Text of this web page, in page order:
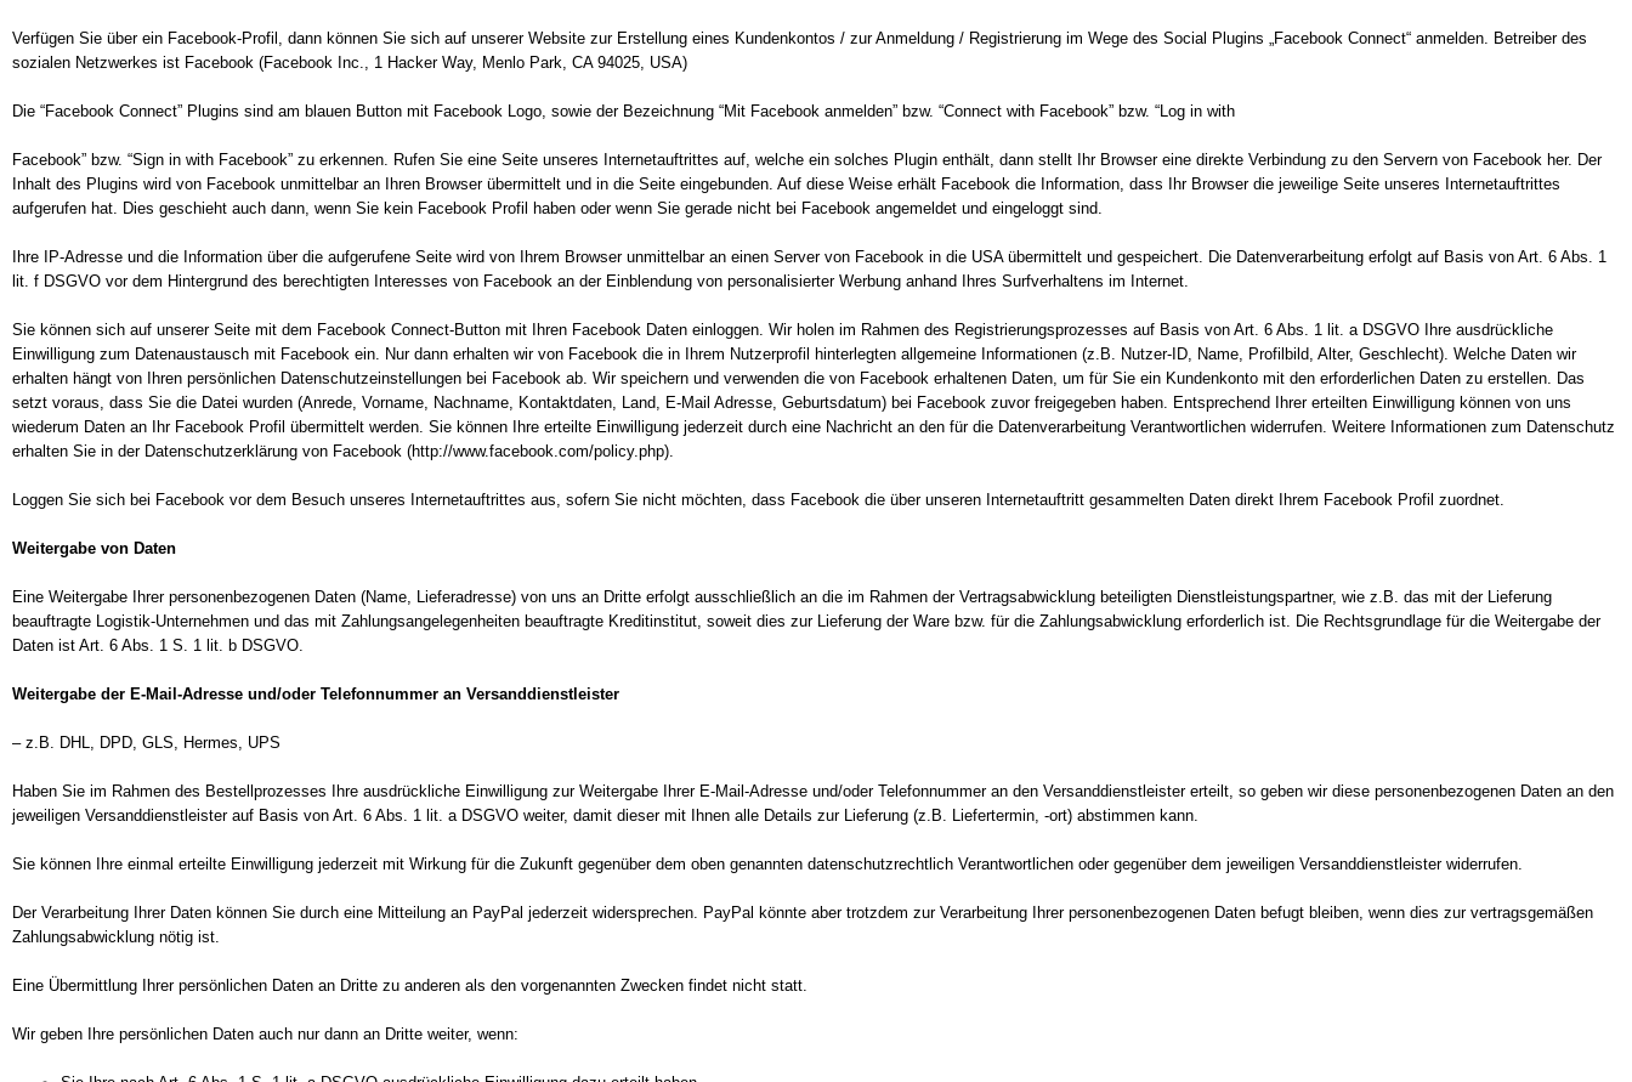
Verfügen Sie über ein Facebook-Profil, dann können Sie sich auf unserer Website zur Erstellung eines Kundenkontos / zur Anmeldung / Registrierung im Wege des Social Plugins „Facebook Connect“ anmelden. Betreiber des
sozialen Netzwerkes ist Facebook (Facebook Inc., 1 Hacker Way, Menlo Park, CA 94025, USA)
Die “Facebook Connect” Plugins sind am blauen Button mit Facebook Logo, sowie der Bezeichnung “Mit Facebook anmelden” bzw. “Connect with Facebook” bzw. “Log in with
Facebook” bzw. “Sign in with Facebook” zu erkennen. Rufen Sie eine Seite unseres Internetauftrittes auf, welche ein solches Plugin enthält, dann stellt Ihr Browser eine direkte Verbindung zu den Servern von Facebook her. Der
Inhalt des Plugins wird von Facebook unmittelbar an Ihren Browser übermittelt und in die Seite eingebunden. Auf diese Weise erhält Facebook die Information, dass Ihr Browser die jeweilige Seite unseres Internetauftrittes
aufgerufen hat. Dies geschieht auch dann, wenn Sie kein Facebook Profil haben oder wenn Sie gerade nicht bei Facebook angemeldet und eingeloggt sind.
Ihre IP-Adresse und die Information über die aufgerufene Seite wird von Ihrem Browser unmittelbar an einen Server von Facebook in die USA übermittelt und gespeichert. Die Datenverarbeitung erfolgt auf Basis von Art. 6 Abs. 1
lit. f DSGVO vor dem Hintergrund des berechtigten Interesses von Facebook an der Einblendung von personalisierter Werbung anhand Ihres Surfverhaltens im Internet.
Sie können sich auf unserer Seite mit dem Facebook Connect-Button mit Ihren Facebook Daten einloggen. Wir holen im Rahmen des Registrierungsprozesses auf Basis von Art. 6 Abs. 1 lit. a DSGVO Ihre ausdrückliche
Einwilligung zum Datenaustausch mit Facebook ein. Nur dann erhalten wir von Facebook die in Ihrem Nutzerprofil hinterlegten allgemeine Informationen (z.B. Nutzer-ID, Name, Profilbild, Alter, Geschlecht). Welche Daten wir
erhalten hängt von Ihren persönlichen Datenschutzeinstellungen bei Facebook ab. Wir speichern und verwenden die von Facebook erhaltenen Daten, um für Sie ein Kundenkonto mit den erforderlichen Daten zu erstellen. Das
setzt voraus, dass Sie die Datei wurden (Anrede, Vorname, Nachname, Kontaktdaten, Land, E-Mail Adresse, Geburtsdatum) bei Facebook zuvor freigegeben haben. Entsprechend Ihrer erteilten Einwilligung können von uns
wiederum Daten an Ihr Facebook Profil übermittelt werden. Sie können Ihre erteilte Einwilligung jederzeit durch eine Nachricht an den für die Datenverarbeitung Verantwortlichen widerrufen. Weitere Informationen zum Datenschutz
erhalten Sie in der Datenschutzerklärung von Facebook (http://www.facebook.com/policy.php).
Loggen Sie sich bei Facebook vor dem Besuch unseres Internetauftrittes aus, sofern Sie nicht möchten, dass Facebook die über unseren Internetauftritt gesammelten Daten direkt Ihrem Facebook Profil zuordnet.
Weitergabe von Daten
Eine Weitergabe Ihrer personenbezogenen Daten (Name, Lieferadresse) von uns an Dritte erfolgt ausschließlich an die im Rahmen der Vertragsabwicklung beteiligten Dienstleistungspartner, wie z.B. das mit der Lieferung
beauftragte Logistik-Unternehmen und das mit Zahlungsangelegenheiten beauftragte Kreditinstitut, soweit dies zur Lieferung der Ware bzw. für die Zahlungsabwicklung erforderlich ist. Die Rechtsgrundlage für die Weitergabe der
Daten ist Art. 6 Abs. 1 S. 1 lit. b DSGVO.
Weitergabe der E-Mail-Adresse und/oder Telefonnummer an Versanddienstleister
– z.B. DHL, DPD, GLS, Hermes, UPS
Haben Sie im Rahmen des Bestellprozesses Ihre ausdrückliche Einwilligung zur Weitergabe Ihrer E-Mail-Adresse und/oder Telefonnummer an den Versanddienstleister erteilt, so geben wir diese personenbezogenen Daten an den
jeweiligen Versanddienstleister auf Basis von Art. 6 Abs. 1 lit. a DSGVO weiter, damit dieser mit Ihnen alle Details zur Lieferung (z.B. Liefertermin, -ort) abstimmen kann.
Sie können Ihre einmal erteilte Einwilligung jederzeit mit Wirkung für die Zukunft gegenüber dem oben genannten datenschutzrechtlich Verantwortlichen oder gegenüber dem jeweiligen Versanddienstleister widerrufen.
Der Verarbeitung Ihrer Daten können Sie durch eine Mitteilung an PayPal jederzeit widersprechen. PayPal könnte aber trotzdem zur Verarbeitung Ihrer personenbezogenen Daten befugt bleiben, wenn dies zur vertragsgemäßen
Zahlungsabwicklung nötig ist.
Eine Übermittlung Ihrer persönlichen Daten an Dritte zu anderen als den vorgenannten Zwecken findet nicht statt.
Wir geben Ihre persönlichen Daten auch nur dann an Dritte weiter, wenn: